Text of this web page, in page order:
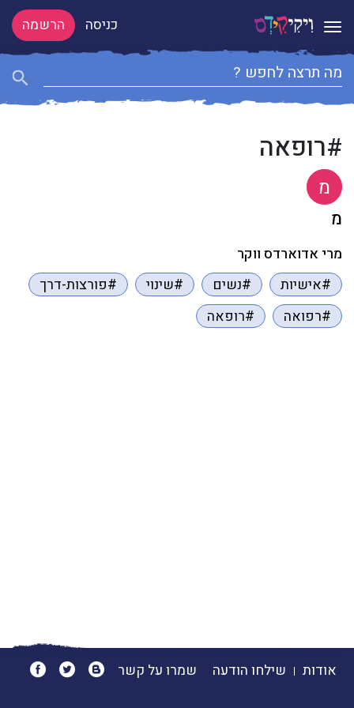
Toggle navigation כניסה הרשמה
#רופאה
מ
מ
מרי אדוארדס ווקר
#אישיות
#נשים #שינוי
#פורצות-דרך
#רפואה
#רופאה
אודות שילחו הודעה שמרו על קשר